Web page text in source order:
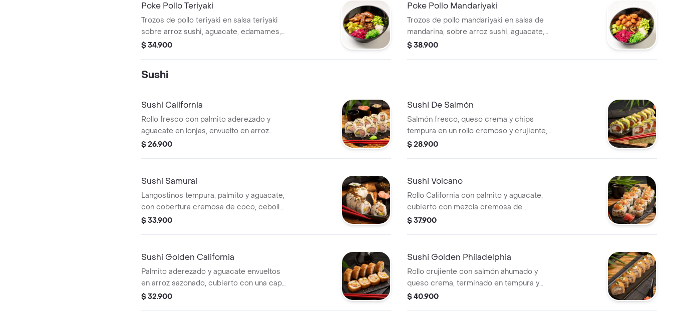
Poke Pollo Teriyaki
Trozos de pollo teriyaki en salsa teriyaki
sobre arroz sushi, aguacate, edamames,
wakame, repollo murasaki y cebolla junca
$ 34.900
Poke Pollo Mandariyaki
Trozos de pollo mandariyaki en salsa de
mandarina, sobre arroz sushi, aguacate,
edamames, wakame, repollo murasaki y
$ 38.900
Sushi
Sushi California
Rollo fresco con palmito aderezado y
aguacate en lonjas, envuelto en arroz
sazonado y ajonjolí. Un clásico irresistible
$ 26.900
Sushi De Salmón
Salmón fresco, queso crema y chips
tempura en un rollo cremoso y crujiente,
con aguacate, mayonesa sriracha suave y
$ 28.900
Sushi Samurai
Langostinos tempura, palmito y aguacate,
con cobertura cremosa de coco, cebolla
puerro caramelizada, un toque de limón y
$ 33.900
Sushi Volcano
Rollo California con palmito y aguacate,
cubierto con mezcla cremosa de
cangrejo y camarón, mayonesa siracha,
$ 37.900
Sushi Golden California
Palmito aderezado y aguacate envueltos
en arroz sazonado, cubierto con una capa
crujiente de tempura y panko.
$ 32.900
Sushi Golden Philadelphia
Rollo crujiente con salmón ahumado y
queso crema, terminado en tempura y
bañado en anguila glaseada, con un toque
$ 40.900